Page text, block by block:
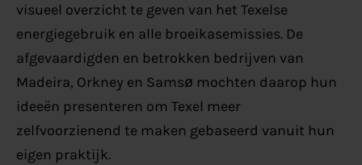
visueel overzicht te geven van het Texelse
energiegebruik en alle broeikasemissies. De
afgevaardigden en betrokken bedrijven van
Madeira, Orkney en Samsø mochten daarop hun
ideeën presenteren om Texel meer
zelfvoorzienend te maken gebaseerd vanuit hun
eigen praktijk.